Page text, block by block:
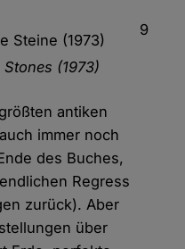
Steine (1973)
9
(1973)
antiken
immer noch
des Buches,
Regress
zurück). Aber
über